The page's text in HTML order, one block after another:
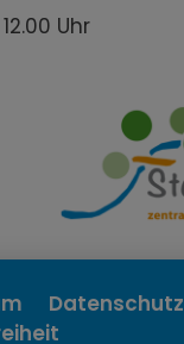
Uhr
Datenschutz